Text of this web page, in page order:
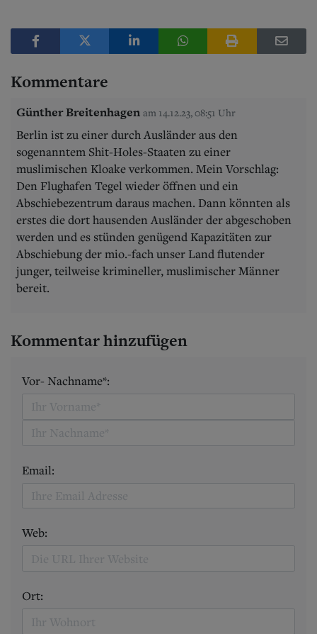
Kommentare
Günther Breitenhagen am 14.12.23, 08:51 Uhr
Berlin ist zu einer durch Ausländer aus den
sogenanntem Shit-Holes-Staaten zu einer
muslimischen Kloake verkommen. Mein Vorschlag:
Den Flughafen Tegel wieder öffnen und ein
Abschiebezentrum daraus machen. Dann könnten als
erstes die dort hausenden Ausländer der abgeschoben
werden und es stünden genügend Kapazitäten zur
Abschiebung der mio.-fach unser Land flutender
junger, teilweise krimineller, muslimischer Männer
bereit.
Kommentar hinzufügen
Vor- Nachname*:
Email:
Web:
Ort: